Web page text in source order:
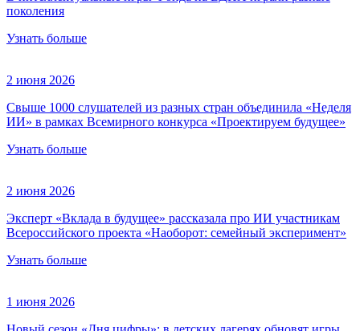
поколения
Узнать больше
2 июня 2026
Свыше 1000 слушателей из разных стран объединила «Неделя
ИИ» в рамках Всемирного конкурса «Проектируем будущее»
Узнать больше
2 июня 2026
Эксперт «Вклада в будущее» рассказала про ИИ участникам
Всероссийского проекта «Наоборот: семейный эксперимент»
Узнать больше
1 июня 2026